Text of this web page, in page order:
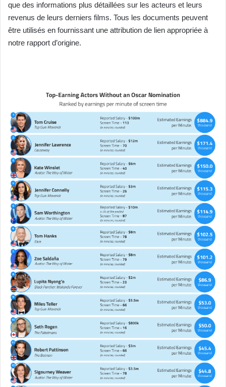
que des informations plus détaillées sur les acteurs et leurs
revenus de leurs derniers films. Tous les documents peuvent
être utilisés en fournissant une attribution de lien appropriée à
notre rapport d’origine.